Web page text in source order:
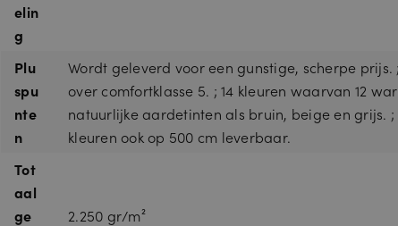
elin
g
Plu
spu
nte
n
Wordt geleverd voor een gunstige, scherpe prijs.
over comfortklasse 5. ; 14 kleuren waarvan 12
natuurlijke aardetinten als bruin, beige en grijs. ;
kleuren ook op 500 cm leverbaar.
Tot
aal
ge
2.250 gr/m²